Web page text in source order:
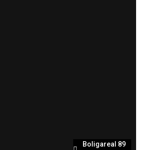
Boligareal 89